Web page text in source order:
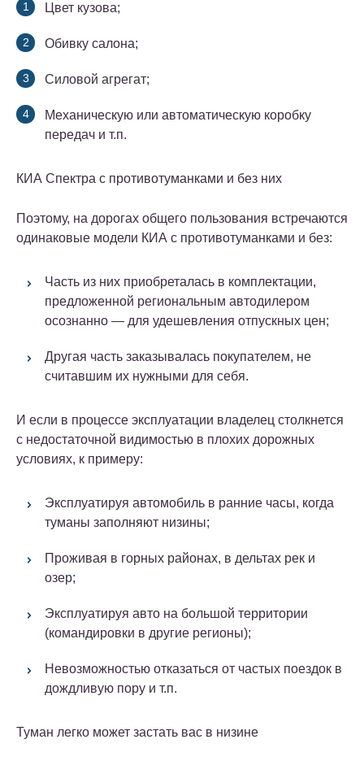
Цвет кузова;
Обивку салона;
Силовой агрегат;
Механическую или автоматическую коробку
передач и т.п.
КИА Спектра с противотуманками и без них
Поэтому, на дорогах общего пользования встречаются
одинаковые модели КИА с противотуманками и без:
Часть из них приобреталась в комплектации,
предложенной региональным автодилером
осознанно — для удешевления отпускных цен;
Другая часть заказывалась покупателем, не
считавшим их нужными для себя.
И если в процессе эксплуатации владелец столкнется
с недостаточной видимостью в плохих дорожных
условиях, к примеру:
Эксплуатируя автомобиль в ранние часы, когда
туманы заполняют низины;
Проживая в горных районах, в дельтах рек и
озер;
Эксплуатируя авто на большой территории
(командировки в другие регионы);
Невозможностью отказаться от частых поездок в
дождливую пору и т.п.
Туман легко может застать вас в низине